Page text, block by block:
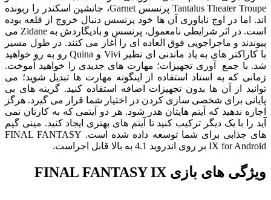
Tantalus Theater Troupe پرنسس Garnet، جانشین اسکندر را ربونده
اند. اما در اوج ناباوری آن ها خود پرنسس دنبال خروج از قلعه بوده
است. در اثر شرایطی نامعمول، پرنسس و بادیگاردش به Zidane می
پیوندند و ماجراجویی فوق العاده ای را آغاز می کنند. در طول مسیر
با کاراکتر های به یاد ماندنی ای نظیر Vivi و Quina رو به رو خواهید
شد. با جمع آوری تجهیزات؛ مهارت های جدیدی را خواهید آموخت.
زمانی که به استاد استفاده از اینگونه مهارت ها تبدیل شوید؛ می
توانید از آن ها بدون تجهیزات اضافه استفاده کنید. گزینه های بی
پایانی برای شخصی سازی کردن در اختیار شما قرار می گیرد. هرگز
اجازه ندهید که آیتم هایتان هدر شود. هر دو آیتمی که به کارتان نمی
آید را با یک دیگر ترکیب کنید تا آیتم های بهتری ایجاد کنید. مینی گیم
های جذابی برای شما توسعه داده شده است. FINAL FANTASY
IX for Android بر روی اندروید 4.1 به بالا قابل اجراست.
ویژگی های بازی FINAL FANTASY IX